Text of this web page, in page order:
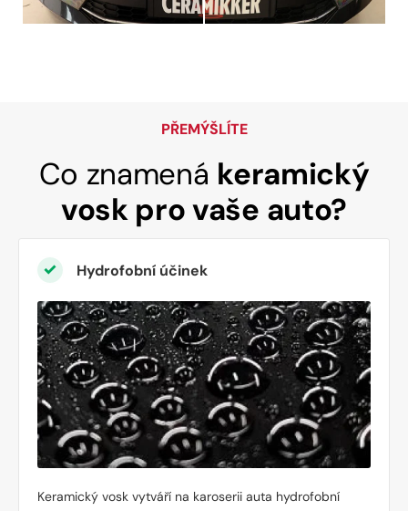
PŘEMÝŠLÍTE
Co znamená keramický
vosk pro vaše auto?
Hydrofobní účinek
Keramický vosk vytváří na karoserii auta hydrofobní